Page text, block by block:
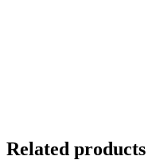
Related products